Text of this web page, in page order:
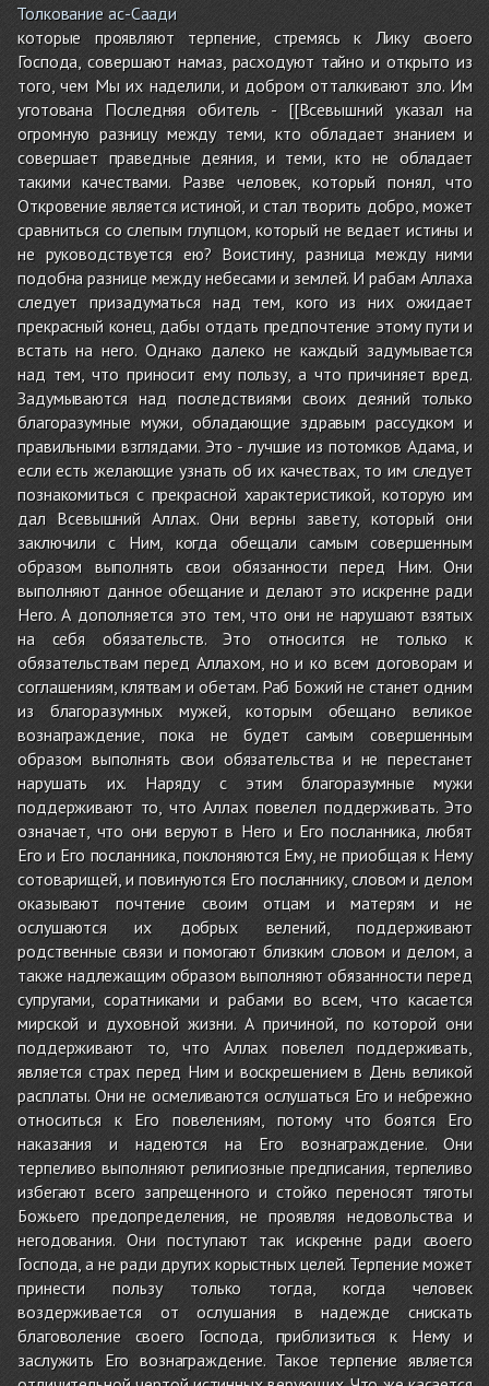
Толкование ас-Саади
которые проявляют терпение, стремясь к Лику своего
Господа, совершают намаз, расходуют тайно и открыто из
того, чем Мы их наделили, и добром отталкивают зло. Им
уготована Последняя обитель - [[Всевышний указал на
огромную разницу между теми, кто обладает знанием и
совершает праведные деяния, и теми, кто не обладает
такими качествами. Разве человек, который понял, что
Откровение является истиной, и стал творить добро, может
сравниться со слепым глупцом, который не ведает истины и
не руководствуется ею? Воистину, разница между ними
подобна разнице между небесами и землей. И рабам Аллаха
следует призадуматься над тем, кого из них ожидает
прекрасный конец, дабы отдать предпочтение этому пути и
встать на него. Однако далеко не каждый задумывается
над тем, что приносит ему пользу, а что причиняет вред.
Задумываются над последствиями своих деяний только
благоразумные мужи, обладающие здравым рассудком и
правильными взглядами. Это - лучшие из потомков Адама, и
если есть желающие узнать об их качествах, то им следует
познакомиться с прекрасной характеристикой, которую им
дал Всевышний Аллах. Они верны завету, который они
заключили с Ним, когда обещали самым совершенным
образом выполнять свои обязанности перед Ним. Они
выполняют данное обещание и делают это искренне ради
Него. А дополняется это тем, что они не нарушают взятых
на себя обязательств. Это относится не только к
обязательствам перед Аллахом, но и ко всем договорам и
соглашениям, клятвам и обетам. Раб Божий не станет одним
из благоразумных мужей, которым обещано великое
вознаграждение, пока не будет самым совершенным
образом выполнять свои обязательства и не перестанет
нарушать их. Наряду с этим благоразумные мужи
поддерживают то, что Аллах повелел поддерживать. Это
означает, что они веруют в Него и Его посланника, любят
Его и Его посланника, поклоняются Ему, не приобщая к Нему
сотоварищей, и повинуются Его посланнику, словом и делом
оказывают почтение своим отцам и матерям и не
ослушаются их добрых велений, поддерживают
родственные связи и помогают близким словом и делом, а
также надлежащим образом выполняют обязанности перед
супругами, соратниками и рабами во всем, что касается
мирской и духовной жизни. А причиной, по которой они
поддерживают то, что Аллах повелел поддерживать,
является страх перед Ним и воскрешением в День великой
расплаты. Они не осмеливаются ослушаться Его и небрежно
относиться к Его повелениям, потому что боятся Его
наказания и надеются на Его вознаграждение. Они
терпеливо выполняют религиозные предписания, терпеливо
избегают всего запрещенного и стойко переносят тяготы
Божьего предопределения, не проявляя недовольства и
негодования. Они поступают так искренне ради своего
Господа, а не ради других корыстных целей. Терпение может
принести пользу только тогда, когда человек
воздерживается от ослушания в надежде снискать
благоволение своего Господа, приблизиться к Нему и
заслужить Его вознаграждение. Такое терпение является